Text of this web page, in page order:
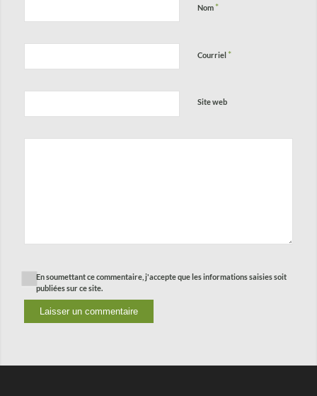
Nom *
Courriel *
Site web
En soumettant ce commentaire, j'accepte que les informations saisies soit
publiées sur ce site.